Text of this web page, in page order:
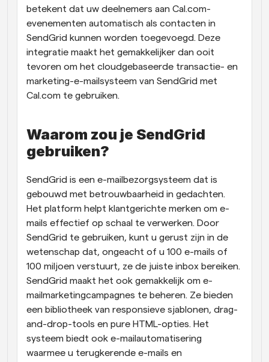
Ontvang een melding wanneer er iets gebeurt
betekent dat uw deelnemers aan Cal.com-
evenementen automatisch als contacten in
SendGrid kunnen worden toegevoegd. Deze
integratie maakt het gemakkelijker dan ooit
tevoren om het cloudgebaseerde transactie- en
marketing-e-mailsysteem van SendGrid met
Cal.com te gebruiken.
Waarom zou je SendGrid
gebruiken?
SendGrid is een e-mailbezorgsysteem dat is
gebouwd met betrouwbaarheid in gedachten.
Het platform helpt klantgerichte merken om e-
mails effectief op schaal te verwerken. Door
SendGrid te gebruiken, kunt u gerust zijn in de
wetenschap dat, ongeacht of u 100 e-mails of
100 miljoen verstuurt, ze de juiste inbox bereiken.
SendGrid maakt het ook gemakkelijk om e-
mailmarketingcampagnes te beheren. Ze bieden
een bibliotheek van responsieve sjablonen, drag-
and-drop-tools en pure HTML-opties. Het
systeem biedt ook e-mailautomatisering
waarmee u terugkerende e-mails en